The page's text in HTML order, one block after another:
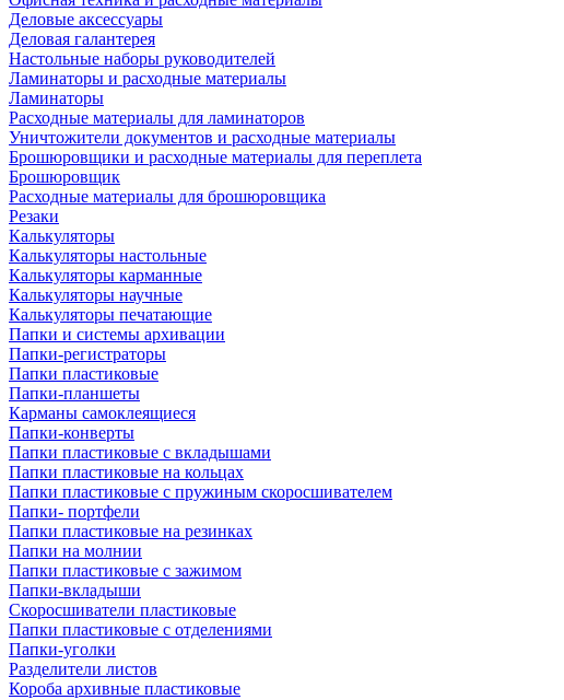
Деловые аксессуары
Деловая галантерея
Настольные наборы руководителей
Ламинаторы и расходные материалы
Ламинаторы
Расходные материалы для ламинаторов
Уничтожители документов и расходные материалы
Брошюровщики и расходные материалы для переплета
Брошюровщик
Расходные материалы для брошюровщика
Резаки
Калькуляторы
Калькуляторы настольные
Калькуляторы карманные
Калькуляторы научные
Калькуляторы печатающие
Папки и системы архивации
Папки-регистраторы
Папки пластиковые
Папки-планшеты
Карманы самоклеящиеся
Папки-конверты
Папки пластиковые с вкладышами
Папки пластиковые на кольцах
Папки пластиковые с пружиным скоросшивателем
Папки- портфели
Папки пластиковые на резинках
Папки на молнии
Папки пластиковые с зажимом
Папки-вкладыши
Скоросшиватели пластиковые
Папки пластиковые с отделениями
Папки-уголки
Разделители листов
Короба архивные пластиковые